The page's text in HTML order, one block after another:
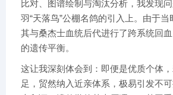
比对、图谱绘制与淘汰分析，我发现
羽“天落鸟”公棚名鸽的引入上。由于
其与桑杰士血统后代进行了跨系统回
的遗传平衡。
这让我深刻体会到：即便是优质个体
足，贸然纳入近亲体系，极易引发不